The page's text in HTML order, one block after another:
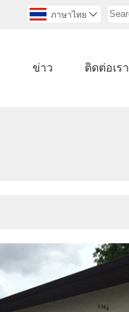
ภาษาไทย 
ข่าว ติดต่อเรา